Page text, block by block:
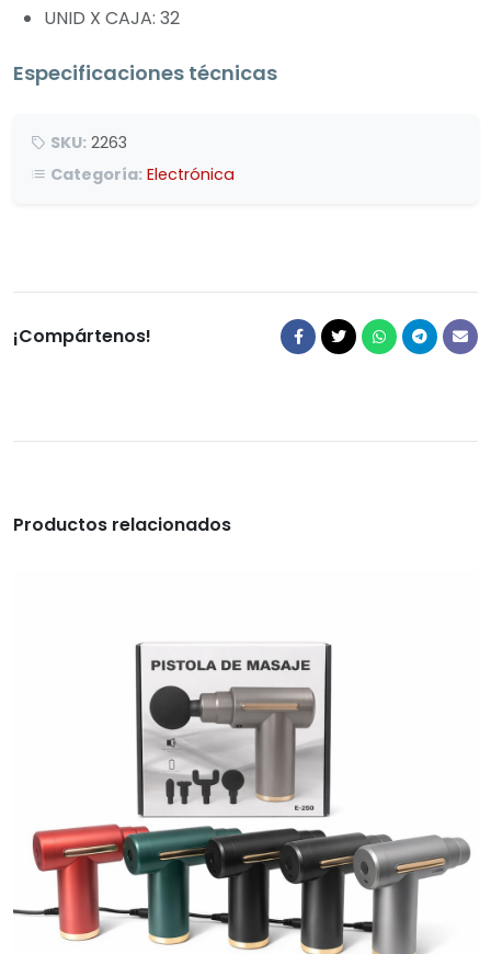
UNID X CAJA: 32
Especificaciones técnicas
SKU: 2263
Categoría: Electrónica
¡Compártenos!
Productos relacionados